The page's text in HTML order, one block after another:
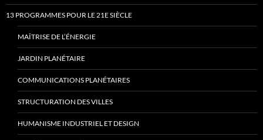
13 PROGRAMMES POUR LE 21E SIÈCLE
MAÎTRISE DE L’ÉNERGIE
JARDIN PLANÉTAIRE
COMMUNICATIONS PLANÉTAIRES
STRUCTURATION DES VILLES
HUMANISME INDUSTRIEL ET DESIGN